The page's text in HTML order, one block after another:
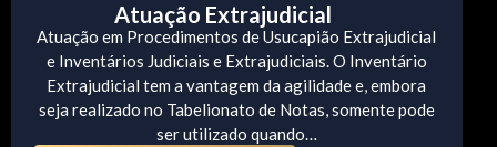
Atuação Extrajudicial
Atuação em Procedimentos de Usucapião Extrajudicial
e Inventários Judiciais e Extrajudiciais. O Inventário
Extrajudicial tem a vantagem da agilidade e, embora
seja realizado no Tabelionato de Notas, somente pode
ser utilizado quando…